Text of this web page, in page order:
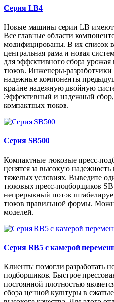
Серия LB4
Новые машины серии LB имеют
Все главные области
модифицированы. В их список
центральная рама и новая
для эффективного сбора
тюков. Инженеры-разработчики
надежные компоненты
крайне надежную двойную
Эффективный и надежный сбор,
компактных тюков.
Серия SB500
Компактные тюковые пресс-
ценятся за высокую надежность
тяжелых условиях. Выведите
тюковых пресс-подборщиков
непрерывный поток
тюков правильной формы.
моделей.
Серия RB5 с камерой
Клиенты помогли разработать
подборщиков. Быстрое
постоянной плотностью
сбора ценной культуры в